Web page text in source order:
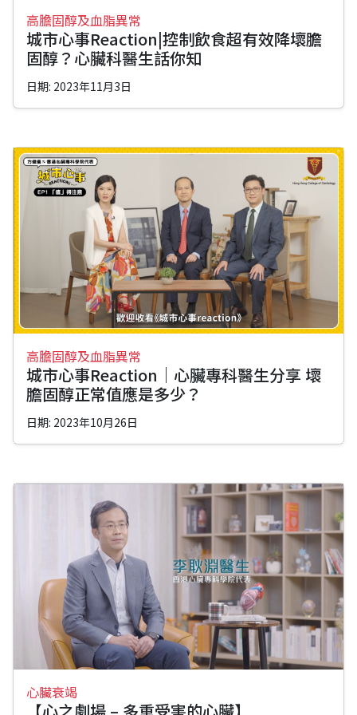
高膽固醇及血脂異常
城市心事Reaction|控制飲食超有效降壞膽
固醇？心臟科醫生話你知
日期: 2023年11月3日
高膽固醇及血脂異常
城市心事Reaction｜心臟專科醫生分享 壞
膽固醇正常值應是多少？
日期: 2023年10月26日
心臟衰竭